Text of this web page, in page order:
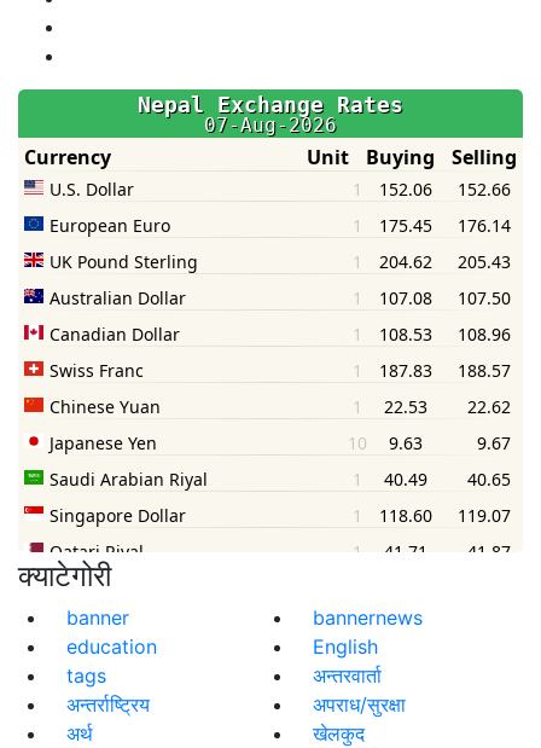
क्याटेगोरी
banner
bannernews
education
English
tags
अन्तरवार्ता
अन्तर्राष्ट्रिय
अपराध/सुरक्षा
अर्थ
खेलकुद